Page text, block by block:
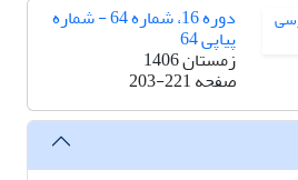
دوره 16، شماره 64 - شماره
پیاپی 64
زمستان 1406
صفحه203-221